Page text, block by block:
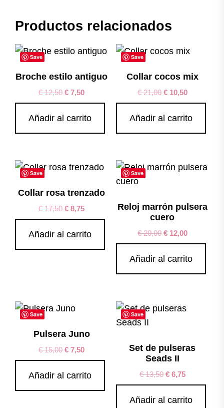
Productos relacionados
Save
Broche estilo antiguo
€12,50 € 7,50
Añadir al carrito
Save
Collar cocos mix
€21,00 €10,50
Añadir al carrito
Save
Collar rosa trenzado
€17,50 € 8,75
Añadir al carrito
Save
Reloj marrón pulsera
cuero
€20,00 €12,00
Añadir al carrito
Save
Pulsera Juno
€15,00 € 7,50
Añadir al carrito
Save
Set de pulseras
Seads II
€13,50 €6,75
Añadir al carrito